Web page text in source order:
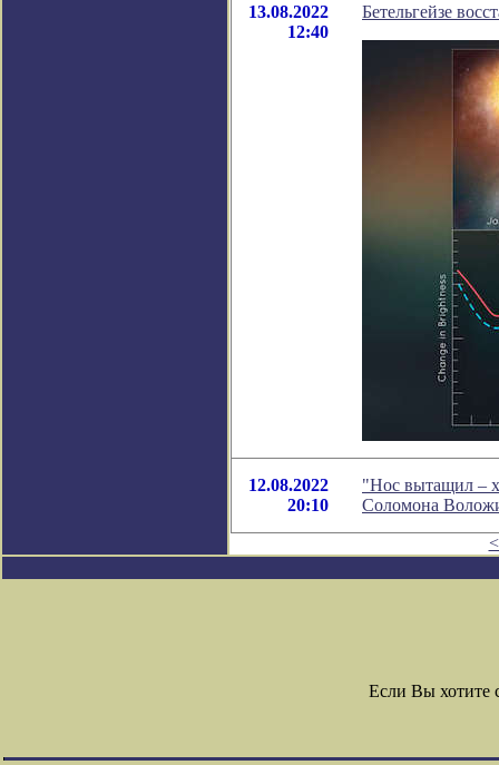
13.08.2022
12:40
Бетельгейзе
12.08.2022
20:10
"Нос вытащил –
Соломона
Если Вы хотите